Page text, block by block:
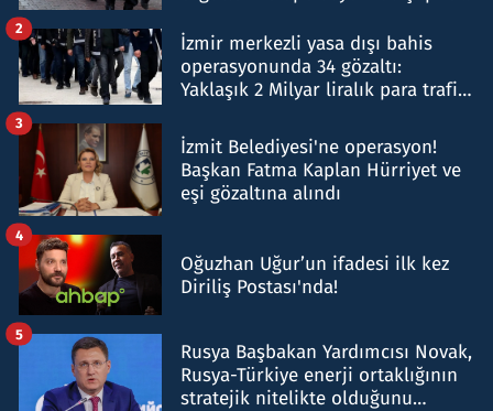
İzmir merkezli yasa dışı bahis
operasyonunda 34 gözaltı:
Yaklaşık 2 Milyar liralık para trafiği
2
İzmit Belediyesi'ne operasyon!
Başkan Fatma Kaplan Hürriyet ve
eşi gözaltına alındı
3
Oğuzhan Uğur’un ifadesi ilk kez
Diriliş Postası'nda!
4
Rusya Başbakan Yardımcısı Novak,
Rusya-Türkiye enerji ortaklığının
stratejik nitelikte olduğunu
5